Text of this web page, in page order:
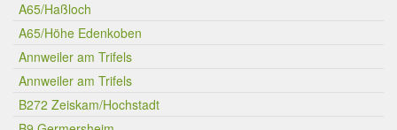
A65/Haßloch
A65/Höhe Edenkoben
Annweiler am Trifels
Annweiler am Trifels
B272 Zeiskam/Hochstadt